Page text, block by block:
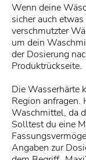
Wenn deine
sicher auch
verschmutzter
um dein
der Dosierung
Produktrückseite.
Die Wasserhärte
Region anfragen.
Waschmittel, da
Solltest du eine
Angaben zur